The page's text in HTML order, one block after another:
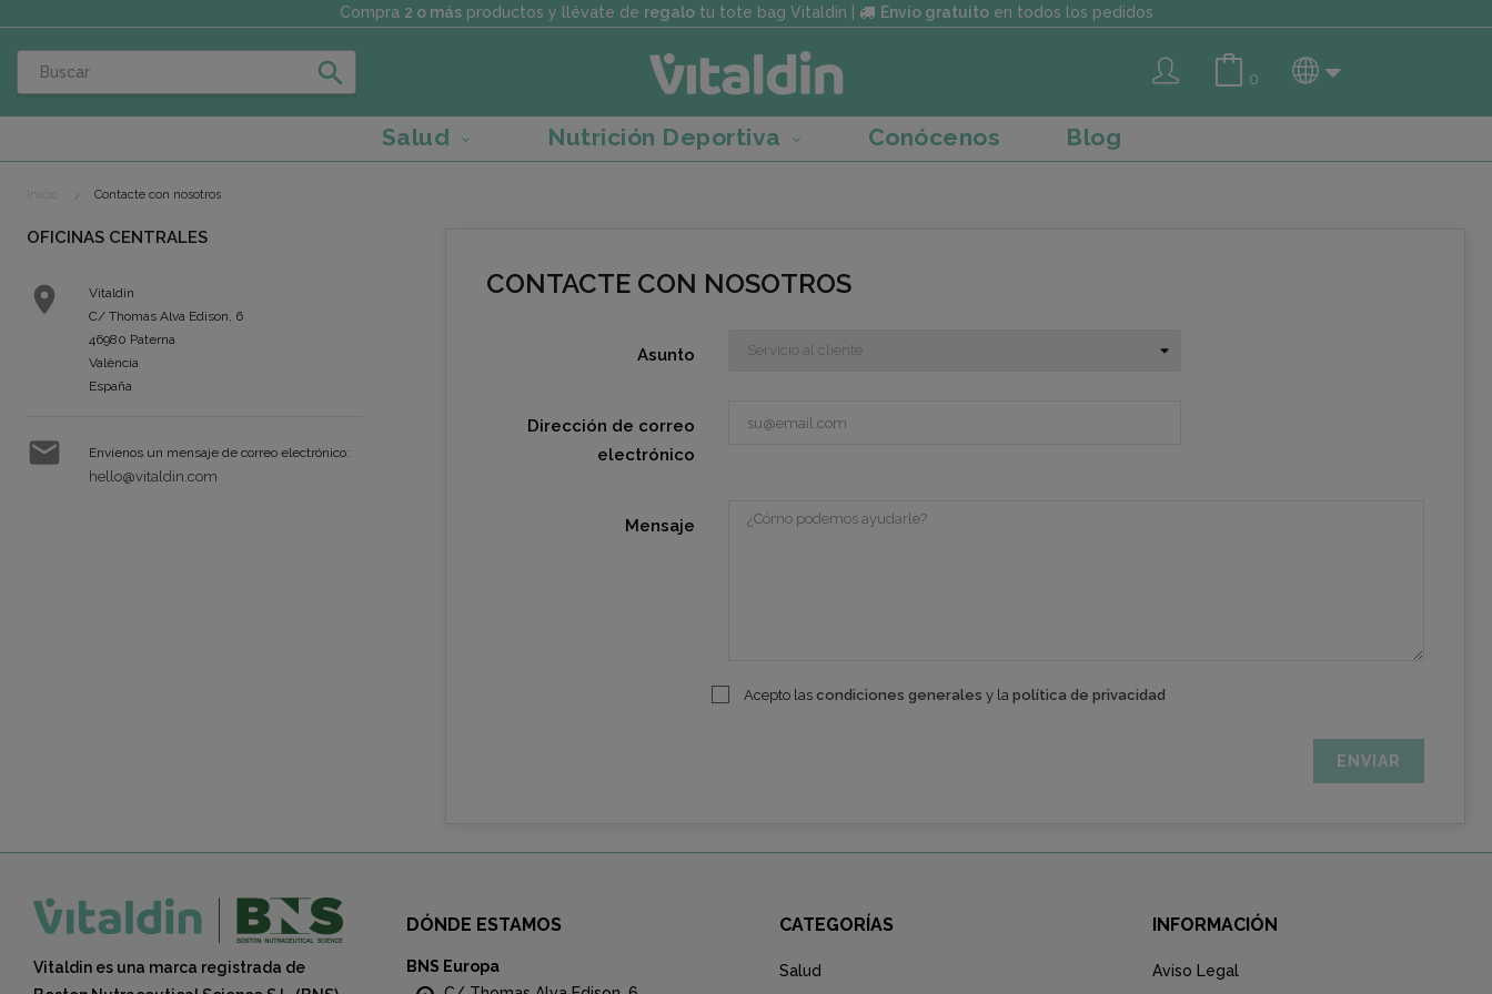
Compra 2 o másproductos y llévate de regalotu tote bag Vitaldin | Envío gratuitoen todos los pedidos
search 0
Salud Nutrición Deportiva Conócenos Blog
Contacte con nosotros
OFICINAS CENTRALES

Vitaldin
C/ Thomas Alva Edison, 6
46980 Paterna
València
España
 Envíenos un mensaje de correo electrónico:
hello@vitaldin.com
CONTACTE CON NOSOTROS
Asunto
Dirección de correo
electrónico
Mensaje
Acepto lascondiciones generales y lapolítica de privacidad
Vitaldin es una marca registrada de
DÓNDE ESTAMOS
BNS Europa
CATEGORÍAS
Salud
INFORMACIÓN
Aviso Legal